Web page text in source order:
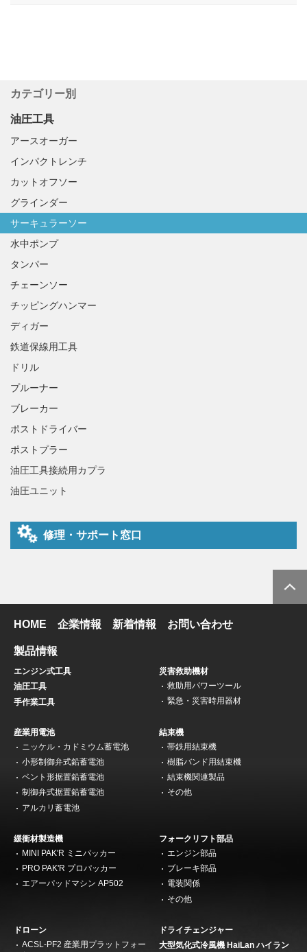
カテゴリー別
油圧工具
アースオーガー
インパクトレンチ
カットオフソー
グラインダー
サーキュラーソー
水中ポンプ
タンパー
チェーンソー
チッピングハンマー
ディガー
鉄道保線用工具
ドリル
プルーナー
ブレーカー
ポストドライバー
ポストプラー
油圧工具接続用カプラ
油圧ユニット
修理・サポート窓口
HOME 企業情報 新着情報 お問い合わせ
製品情報
エンジン式工具
油圧工具
手作業工具
災害救助機材
救助用パワーツール
緊急・災害時用器材
産業用電池
ニッケル・カドミウム蓄電池
小形制御弁式鉛蓄電池
ベント形据置鉛蓄電池
制御弁式据置鉛蓄電池
アルカリ蓄電池
結束機
帯鉄用結束機
樹脂バンド用結束機
結束機関連製品
その他
緩衝材製造機
MINI PAK'R ミニパッカー
PRO PAK'R プロパッカー
エアーパッドマシン AP502
フォークリフト部品
エンジン部品
ブレーキ部品
電装関係
その他
ドローン
ACSL-PF2 産業用プラットフォー
ドライチェンジャー
大型気化式冷風機 HaiLan ハイラン